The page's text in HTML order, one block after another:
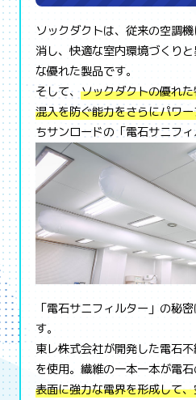
ソックダクトは、従来の空調
消し、快適な室内環境づくり
な優れた製品です。
そして、ソックダクトの優れ
混入を防ぐ能力をさらにパワ
ちサンロードの「電石サニフ
「電石サニフィルター」の秘
す。
東レ株式会社が開発した電石
を使用。繊維の一本一本が電石
表面に強力な電界を形成して